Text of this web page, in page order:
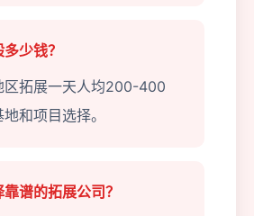
少钱？
区拓展一天人均200-400
和项目选择。
谱的拓展公司？